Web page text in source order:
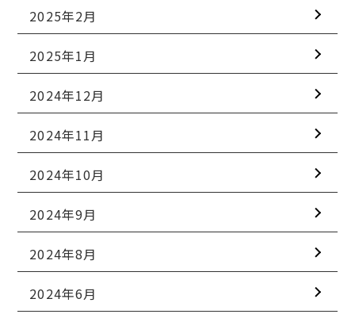
2025年2月
2025年1月
2024年12月
2024年11月
2024年10月
2024年9月
2024年8月
2024年6月